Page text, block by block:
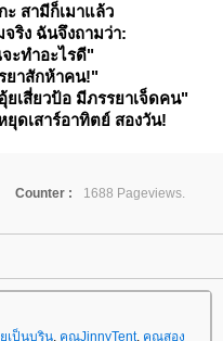
ะ สามีก็เมาแล้ว
ริง ฉันจึงถามว่า:
ะทำอะไรดี"
ยาสักห้าคน!"
เสี่ยวป้อ มีภรรยาเจ็ดคน"
ดเสาร์อาทิตย์ สองวัน!
Counter :
1688 Pageviews.
เป็นบูริน, คุณJinnyTent, คุณสอง